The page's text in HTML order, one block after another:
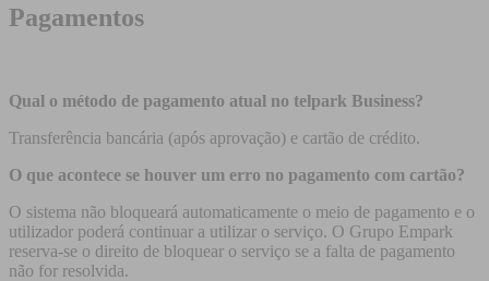
Pagamentos
Qual o método de pagamento atual no telpark Business?
Transferência bancária (após aprovação) e cartão de crédito.
O que acontece se houver um erro no pagamento com cartão?
O sistema não bloqueará automaticamente o meio de pagamento e o
utilizador poderá continuar a utilizar o serviço. O Grupo Empark
reserva-se o direito de bloquear o serviço se a falta de pagamento
não for resolvida.